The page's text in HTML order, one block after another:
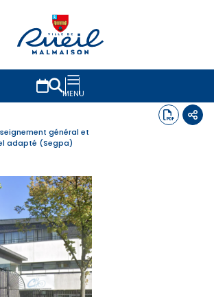
MENU
général et
adapté (Segpa)